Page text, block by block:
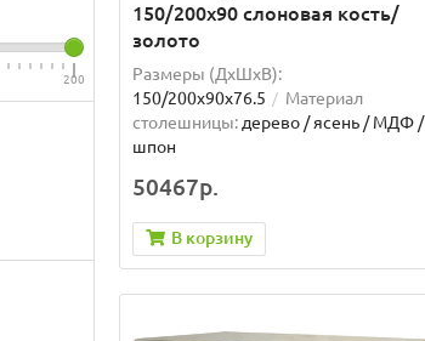
200
150/200х90 слоновая кость/
золото
Размеры (ДхШxВ):
150/200х90х76.5
Материал
столешницы: дерево / ясень / МДФ /
шпон
50467р.
В корзину